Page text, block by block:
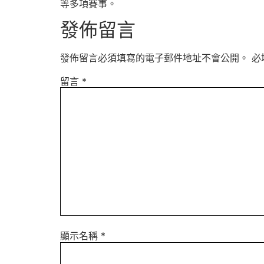
等多項賽事。
發佈留言
發佈留言必須填寫的電子郵件地址不會公開。 必
留言 *
顯示名稱 *